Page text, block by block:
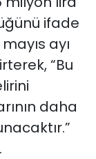
ifade
ayı
“Bu
daha